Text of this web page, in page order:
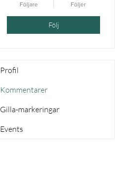
Följare Följer
Följ
Profil
Kommentarer
Gilla-markeringar
Events